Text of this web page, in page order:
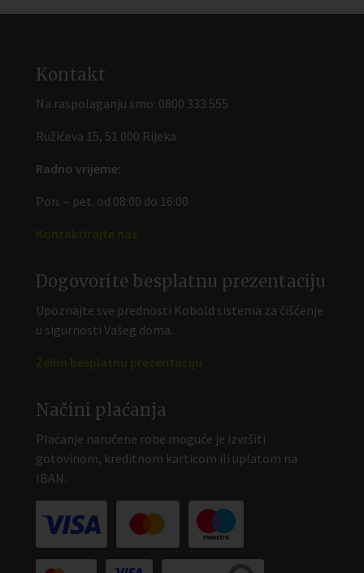
Kontakt
Na raspolaganju smo: 0800 333 555
Ružićeva 15, 51 000 Rijeka
Radno vrijeme:
Pon. – pet. od 08:00 do 16:00
Dogovorite besplatnu prezentaciju
Upoznajte sve prednosti Kobold sistema za čišćenje
u sigurnosti Vašeg doma.
Načini plaćanja
Plaćanje naručene robe moguće je izvršiti
gotovinom, kreditnom karticom ili uplatom na
IBAN.